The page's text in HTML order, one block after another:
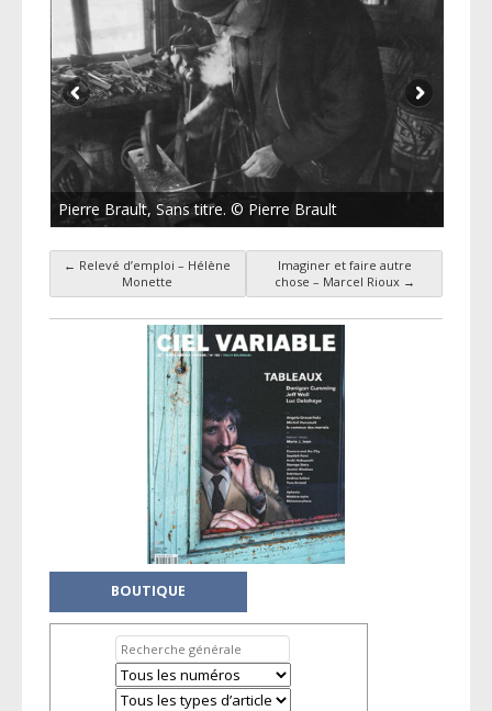
Pierre Brault, Sans titre. © Pierre Brault
Navigation des articles
← Relevé d’emploi – Hélène
Monette
Imaginer et faire autre
chose – Marcel Rioux →
BOUTIQUE